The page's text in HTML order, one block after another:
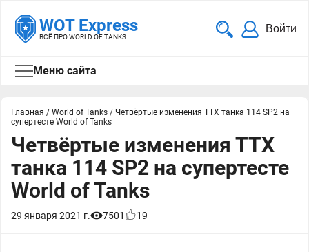
WOT Express
ВСЁ ПРО WORLD OF TANKS
Войти
Меню сайта
Главная / World of Tanks / Четвёртые изменения ТТХ танка 114 SP2 на
супертесте World of Tanks
Четвёртые изменения ТТХ
танка 114 SP2 на супертесте
World of Tanks
29 января 2021 г. 7501 19